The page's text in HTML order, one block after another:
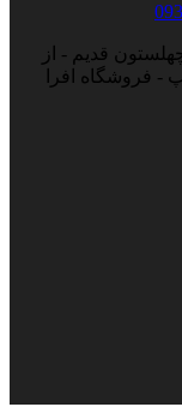
قدیم - از
فروشگاه افرا